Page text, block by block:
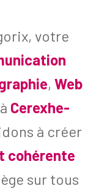
votre
, Web
à Cerexhe-
à créer
cohérente
sur tous